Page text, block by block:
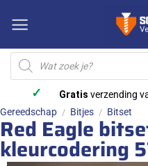
naar
inhoud
Producten
zoeken
✓ Gratis verzending
Gereedschap / Bitjes / Bitset
Red Eagle
kleurcodering